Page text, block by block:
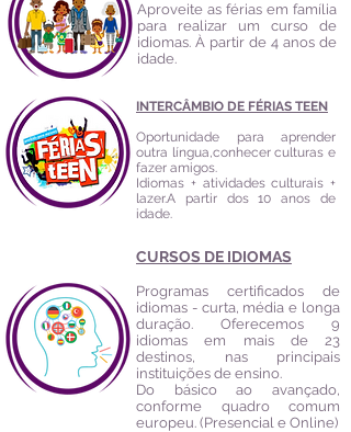
Aproveite as férias em família
para realizar um curso de
idiomas. À partir de 4 anos de
idade.
INTERCÂMBIO DE FÉRIAS TEEN
Oportunidade para aprender
outra língua,conhecer culturas e
fazer amigos.
Idiomas + atividades culturais +
lazer.A partir dos 10 anos de
idade.
CURSOS DE IDIOMAS
Programas certificados de
idiomas - curta, média e longa
duração. Oferecemos 9
idiomas em mais de 23
destinos, nas principais
instituições de ensino.
Do básico ao avançado,
conforme quadro comum
europeu. (Presencial e Online)